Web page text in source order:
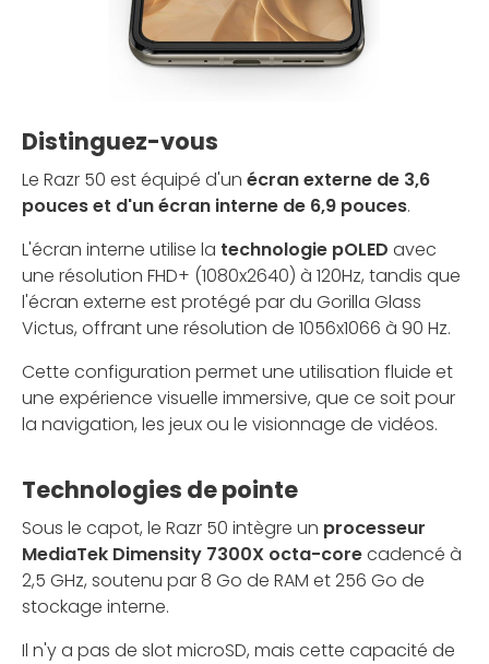
Distinguez-vous
Le Razr 50 est équipé d'un écran externe de 3,6
pouces et d'un écran interne de 6,9 pouces.
L'écran interne utilise la technologie pOLED avec
une résolution FHD+ (1080x2640) à 120Hz, tandis que
l'écran externe est protégé par du Gorilla Glass
Victus, offrant une résolution de 1056x1066 à 90 Hz.
Cette configuration permet une utilisation fluide et
une expérience visuelle immersive, que ce soit pour
la navigation, les jeux ou le visionnage de vidéos.
Technologies de pointe
Sous le capot, le Razr 50 intègre un processeur
MediaTek Dimensity 7300X octa-corecadencé à
2,5 GHz, soutenu par 8 Go de RAM et 256 Go de
stockage interne.
Il n'y a pas de slot microSD, mais cette capacité de